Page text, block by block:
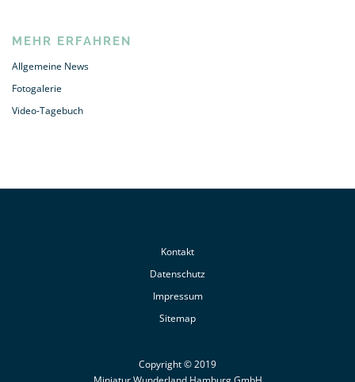
MEHR ERFAHREN
Allgemeine News
Fotogalerie
Video-Tagebuch
Kontakt
Datenschutz
Impressum
Sitemap
Copyright © 2019